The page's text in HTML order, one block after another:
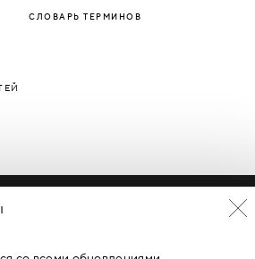
СЛОВАРЬ ТЕРМИНОВ
конфиденциальности